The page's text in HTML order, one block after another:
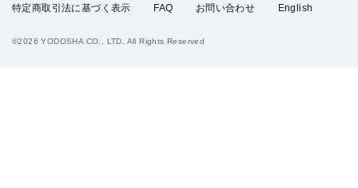
特定商取引法に基づく表示
FAQ お問い合わせ English
©2026 YODOSHA CO., LTD. All Rights Reserved